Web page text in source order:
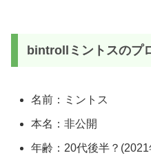
bintrollミントスのプ
名前：ミントス
本名：非公開
年齢：20代後半？